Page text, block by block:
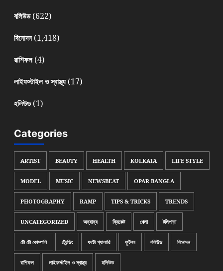
বলিউড(622)
বিনোদন(1,418)
রাশিফল(4)
লাইফস্টাইল ও স্বাস্থ্য(17)
হলিউড(1)
Categories
ARTIST BEAUTY HEALTH KOLKATA LIFE STYLE
MODEL MUSIC NEWSBEAT OPAR BANGLA
PHOTOGRAPHY RAMP TIPS & TRICKS TRENDS
UNCATEGORIZED অন্যান্য ক্রিকেট খেলা টলিপাড়া
টো টো কোম্পানি ট্রেন্ডিং ফটো গ্যালারি ফুটবল বলিউড বিনোদন
রাশিফল লাইফস্টাইল ও স্বাস্থ্য হলিউড